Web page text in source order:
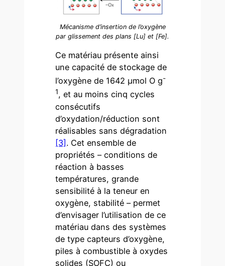
Mécanisme d’insertion de l’oxygène
par glissement des plans [Lu] et [Fe].
Ce matériau présente ainsi
une capacité de stockage de
l’oxygène de 1642 µmol O g-
1, et au moins cinq cycles
consécutifs
d’oxydation/réduction sont
réalisables sans dégradation
[3]. Cet ensemble de
propriétés – conditions de
réaction à basses
températures, grande
sensibilité à la teneur en
oxygène, stabilité – permet
d’envisager l’utilisation de ce
matériau dans des systèmes
de type capteurs d’oxygène,
piles à combustible à oxydes
solides (SOFC) ou